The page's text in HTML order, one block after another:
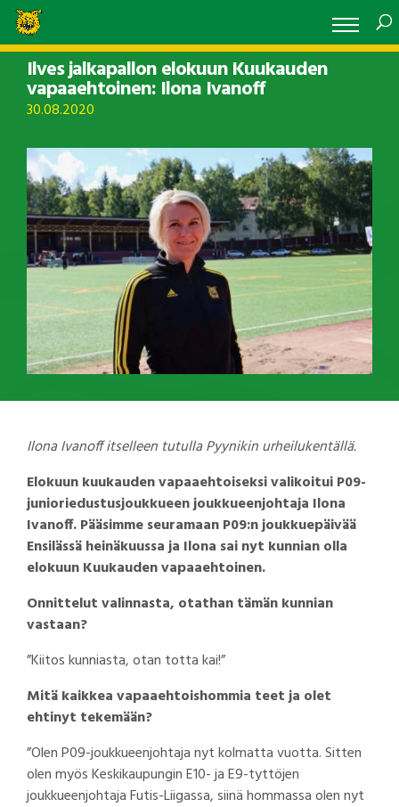
Ilves jalkapallon elokuun Kuukauden
vapaaehtoinen: Ilona Ivanoff
30.08.2020
Ilona Ivanoff itselleen tutulla Pyynikin urheilukentällä.
Elokuun kuukauden vapaaehtoiseksi valikoitui P09-
junioriedustusjoukkueen joukkueenjohtaja Ilona
Ivanoff. Pääsimme seuramaan P09:n joukkuepäivää
Ensilässä heinäkuussa ja Ilona sai nyt kunnian olla
elokuun Kuukauden vapaaehtoinen.
Onnittelut valinnasta, otathan tämän kunnian
vastaan?
”Kiitos kunniasta, otan totta kai!”
Mitä kaikkea vapaaehtoishommia teet ja olet
ehtinyt tekemään?
”Olen P09-joukkueenjohtaja nyt kolmatta vuotta. Sitten
olen myös Keskikaupungin E10- ja E9-tyttöjen
joukkueenjohtaja Futis-Liigassa, siinä hommassa olen nyt